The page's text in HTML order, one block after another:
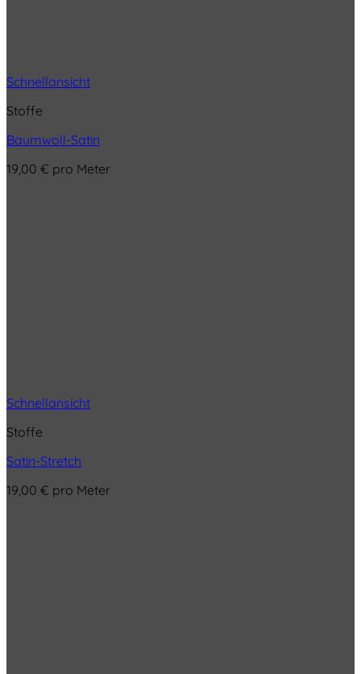
Schnellansicht
Stoffe
Baumwoll-Satin
19,00 € pro Meter
Schnellansicht
Stoffe
Satin-Stretch
19,00 € pro Meter